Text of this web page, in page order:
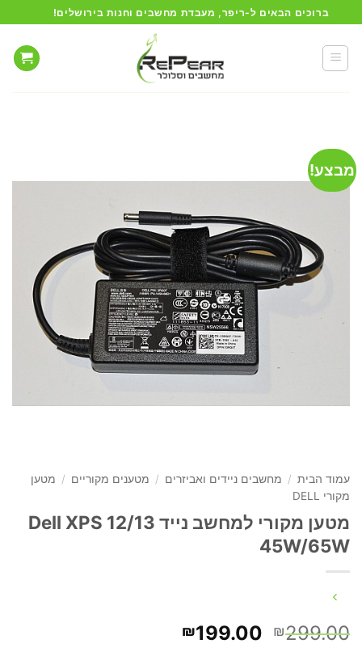
to
content
ברוכים הבאים ל-ריפר, מעבדת מחשבים וחנות בירושלים!
מבצע!
עמוד הבית / מחשבים ניידים ואביזרים / מטענים מקוריים / מטען
מקורי DELL
מטען מקורי למחשב נייד Dell XPS 12/13
45W/65W
₪299.00
המחיר
₪199.00